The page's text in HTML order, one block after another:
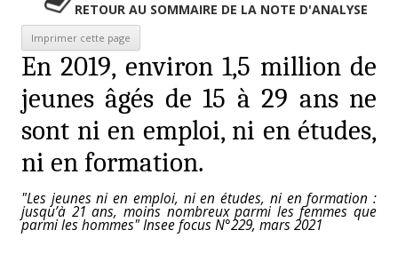
RETOUR AU SOMMAIRE DE LA NOTE D'ANALYSE
En 2019, environ 1,5 million de
jeunes âgés de 15 à 29 ans ne
sont ni en emploi, ni en études,
ni en formation.
"Les jeunes ni en emploi, ni en études, ni en formation :
jusqu’à 21 ans, moins nombreux parmi les femmes que
parmi les hommes" Insee focus N°229, mars 2021